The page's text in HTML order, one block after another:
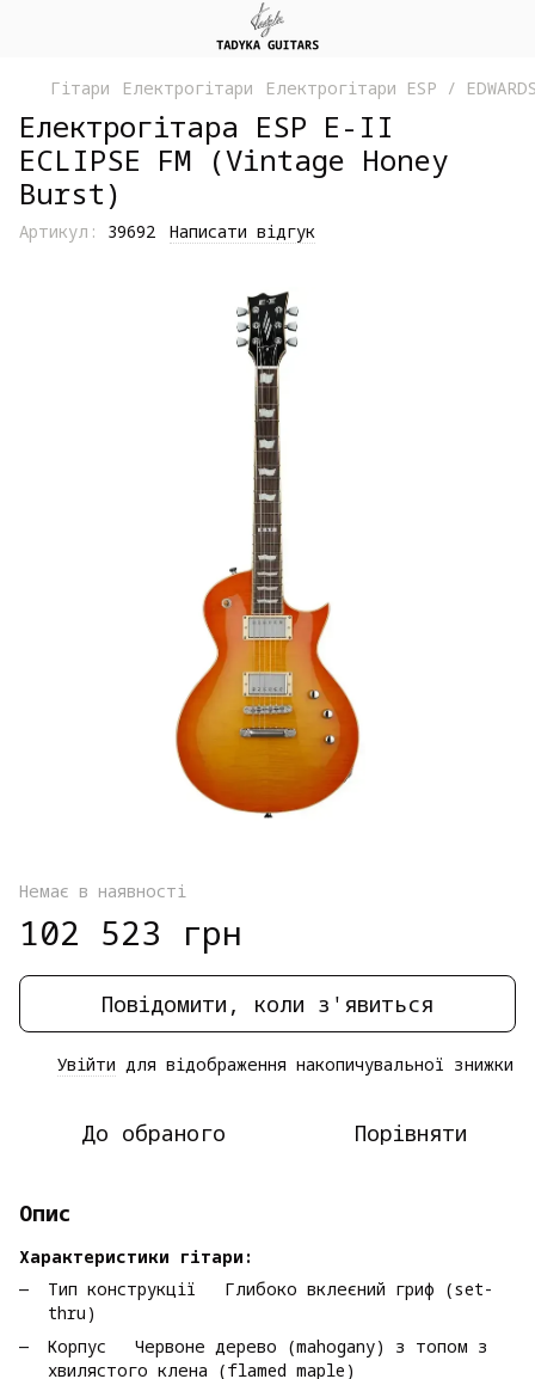
Гітари Електрогітари Електрогітари ESP /
Електрогітара ESP E-II
ECLIPSE FM (Vintage Honey
Burst)
Артикул: 39692 Написати відгук
Немає в наявності
102 523 грн
Повідомити, коли з'явиться
Увійти для відображення накопичувальної знижки
До обраного Порівняти
Опис
Характеристики гітари:
Тип конструкції Глибоко вклеєний гриф (set-
thru)
Корпус Червоне дерево (mahogany) з топом з
хвилястого клена (flamed maple)